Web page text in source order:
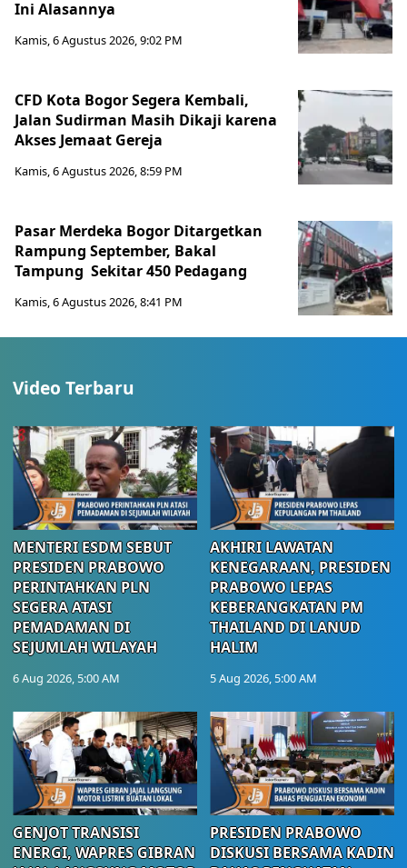
Ini Alasannya
Kamis, 6 Agustus 2026, 9:02 PM
CFD Kota Bogor Segera Kembali,
Jalan Sudirman Masih Dikaji karena
Akses Jemaat Gereja
Kamis, 6 Agustus 2026, 8:59 PM
Pasar Merdeka Bogor Ditargetkan
Rampung September, Bakal
Tampung Sekitar 450 Pedagang
Kamis, 6 Agustus 2026, 8:41 PM
Video Terbaru
MENTERI ESDM SEBUT
PRESIDEN PRABOWO
PERINTAHKAN PLN
SEGERA ATASI
PEMADAMAN DI
SEJUMLAH WILAYAH
6 Aug 2026, 5:00 AM
AKHIRI LAWATAN
KENEGARAAN, PRESIDEN
PRABOWO LEPAS
KEBERANGKATAN PM
THAILAND DI LANUD
HALIM
5 Aug 2026, 5:00 AM
GENJOT TRANSISI
ENERGI, WAPRES GIBRAN
PRESIDEN PRABOWO
DISKUSI BERSAMA KADIN